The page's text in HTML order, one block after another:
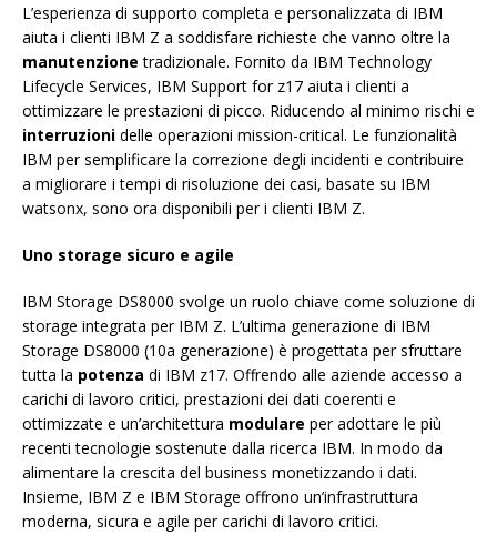
L’esperienza di supporto completa e personalizzata di IBM
aiuta i clienti IBM Z a soddisfare richieste che vanno oltre la
manutenzione tradizionale. Fornito da IBM Technology
Lifecycle Services, IBM Support for z17 aiuta i clienti a
ottimizzare le prestazioni di picco. Riducendo al minimo rischi e
interruzioni delle operazioni mission-critical. Le funzionalità
IBM per semplificare la correzione degli incidenti e contribuire
a migliorare i tempi di risoluzione dei casi, basate su IBM
watsonx, sono ora disponibili per i clienti IBM Z.
Uno storage sicuro e agile
IBM Storage DS8000 svolge un ruolo chiave come soluzione di
storage integrata per IBM Z. L’ultima generazione di IBM
Storage DS8000 (10a generazione) è progettata per sfruttare
tutta la potenza di IBM z17. Offrendo alle aziende accesso a
carichi di lavoro critici, prestazioni dei dati coerenti e
ottimizzate e un’architettura modulare per adottare le più
recenti tecnologie sostenute dalla ricerca IBM. In modo da
alimentare la crescita del business monetizzando i dati.
Insieme, IBM Z e IBM Storage offrono un’infrastruttura
moderna, sicura e agile per carichi di lavoro critici.